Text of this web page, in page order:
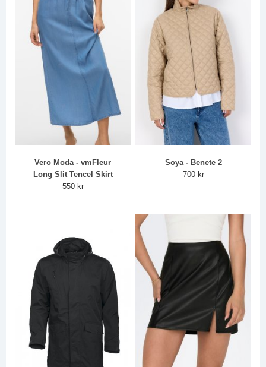
Vero Moda - vmFleur
Long Slit Tencel Skirt
550 kr
Soya - Benete 2
700 kr